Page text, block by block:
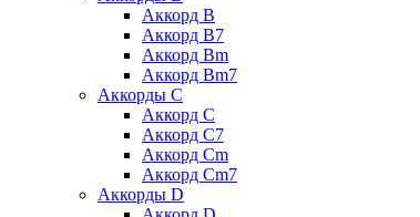
Аккорд B
Аккорд B7
Аккорд Bm
Аккорд Bm7
Аккорды C
Аккорд C
Аккорд C7
Аккорд Cm
Аккорд Cm7
Аккорды D